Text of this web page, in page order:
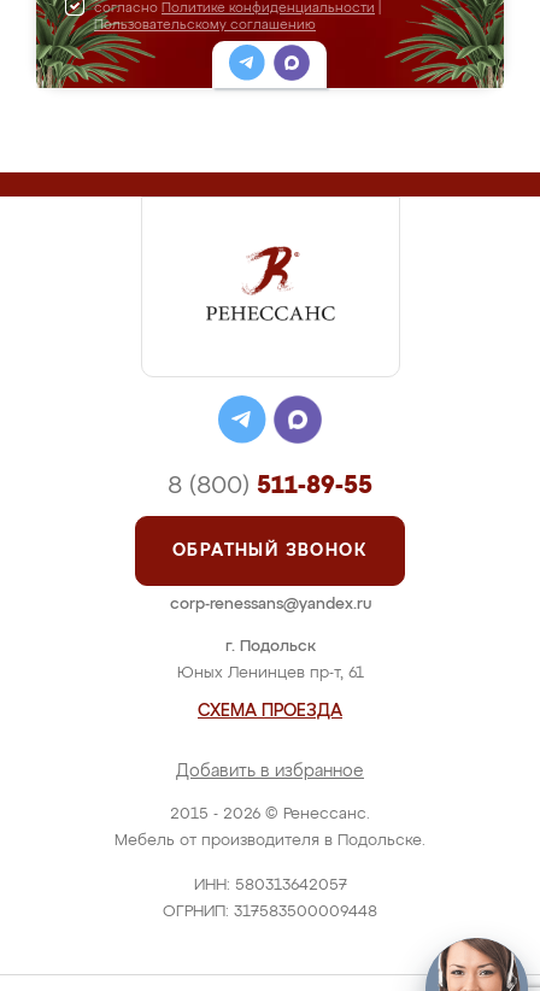
согласно Политике конфиденциальности
Пользовательскому соглашению
2015 - 2026 © Ренессанс.
Мебель от производителя в Подольске.
ИНН: 580313642057
ОГРНИП: 317583500009448
г. Подольск
Юных Ленинцев пр-т, 61
СХЕМА ПРОЕЗДА
Добавить в избранное
8 (800) 511-89-55
ОБРАТНЫЙ ЗВОНОК
corp-renessans@yandex.ru